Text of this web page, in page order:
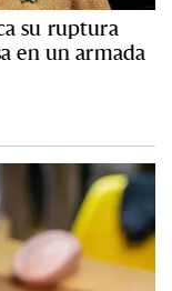
su ruptura
en un armada